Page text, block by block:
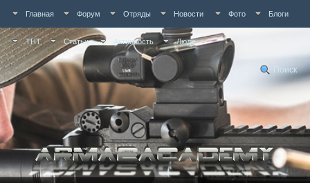
Главная Форум Отряды Новости Фото Блоги
ТНТ Статьи Активность Люди
Поиск